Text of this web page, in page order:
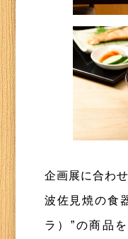
企画展に合わ
波佐見焼の食
ラ）”の商品